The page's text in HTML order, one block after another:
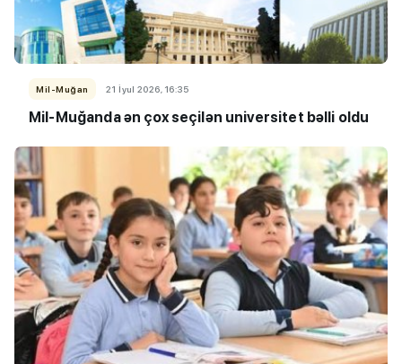
Mil-Muğan 21 İyul 2026, 16:35
Mil-Muğanda ən çox seçilən universitet bəlli oldu